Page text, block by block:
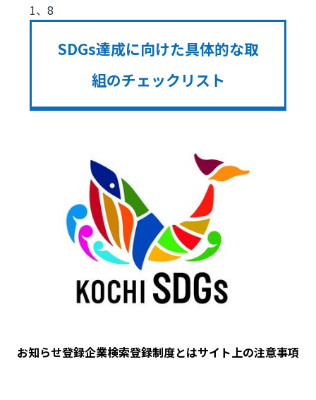
1、8
SDGs達成に向けた具体的な取
組のチェックリスト
お知らせ登録企業検索登録制度とはサイト上の注意事項